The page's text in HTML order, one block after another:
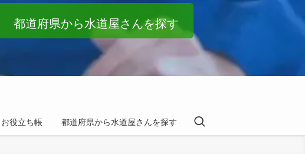
役立ち帳 都道府県から水道屋さんを探す
都道府県から水道屋さんを探す